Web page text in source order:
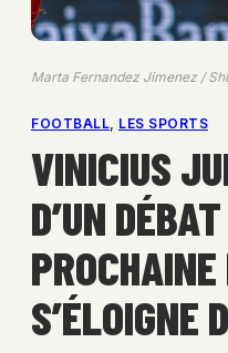
Marta Fernandez Jimenez /
FOOTBALL, LES SPORTS
VINICIUS
D’UN
S’ÉLOIGNE